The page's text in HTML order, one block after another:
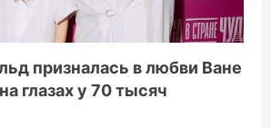
призналась в любви Ване
глазах у 70 тысяч